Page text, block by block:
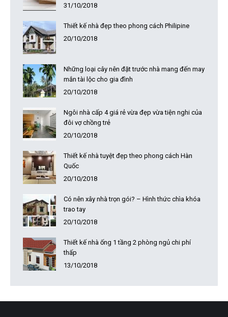
31/10/2018
Thiết kế nhà đẹp theo phong cách Philipine
20/10/2018
Những loại cây nên đặt trước nhà mang đến may
mắn tài lộc cho gia đình
20/10/2018
Ngôi nhà cấp 4 giá rẻ vừa đẹp vừa tiện nghi của
đôi vợ chồng trẻ
20/10/2018
Thiết kế nhà tuyệt đẹp theo phong cách Hàn
Quốc
20/10/2018
Có nên xây nhà trọn gói? – Hình thức chìa khóa
trao tay
20/10/2018
Thiết kế nhà ống 1 tầng 2 phòng ngủ chi phí
thấp
13/10/2018